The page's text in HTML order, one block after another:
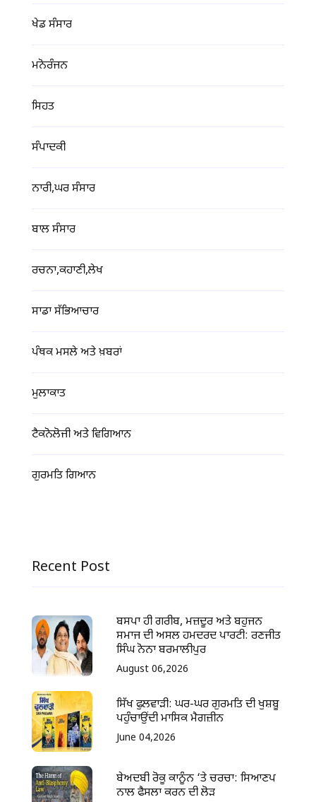
ਖੇਡ ਸੰਸਾਰ
ਮਨੋਰੰਜਨ
ਸਿਹਤ
ਸੰਪਾਦਕੀ
ਨਾਰੀ,ਘਰ ਸੰਸਾਰ
ਬਾਲ ਸੰਸਾਰ
ਰਚਨਾ,ਕਹਾਣੀ,ਲੇਖ
ਸਾਡਾ ਸੱਭਿਆਚਾਰ
ਪੰਥਕ ਮਸਲੇ ਅਤੇ ਖ਼ਬਰਾਂ
ਮੁਲਾਕਾਤ
ਟੈਕਨੋਲੋਜੀ ਅਤੇ ਵਿਗਿਆਨ
ਗੁਰਮਤਿ ਗਿਆਨ
Recent Post
ਬਸਪਾ ਹੀ ਗਰੀਬ, ਮਜ਼ਦੂਰ ਅਤੇ ਬਹੁਜਨ
ਸਮਾਜ ਦੀ ਅਸਲ ਹਮਦਰਦ ਪਾਰਟੀ: ਰਣਜੀਤ
ਸਿੰਘ ਨੋਨਾ ਬਰਮਾਲੀਪੁਰ
August 06,2026
ਸਿੱਖ ਫੁਲਵਾੜੀ: ਘਰ-ਘਰ ਗੁਰਮਤਿ ਦੀ ਖੁਸ਼ਬੂ
ਪਹੁੰਚਾਉਂਦੀ ਮਾਸਿਕ ਮੈਗਜ਼ੀਨ
June 04,2026
ਬੇਅਦਬੀ ਰੋਕੂ ਕਾਨੂੰਨ ‘ਤੇ ਚਰਚਾ: ਸਿਆਣਪ
ਨਾਲ ਫੈਸਲਾ ਕਰਨ ਦੀ ਲੋੜ